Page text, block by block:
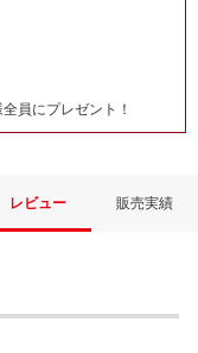
員にプレゼント！
レビュー 販売実績